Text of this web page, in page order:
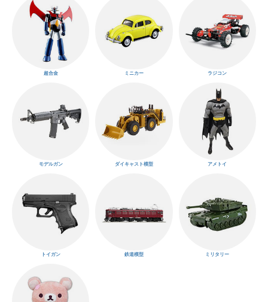
超合金 ミニカー ラジコン
モデルガン ダイキャスト模型 アメトイ
トイガン 鉄道模型 ミリタリー